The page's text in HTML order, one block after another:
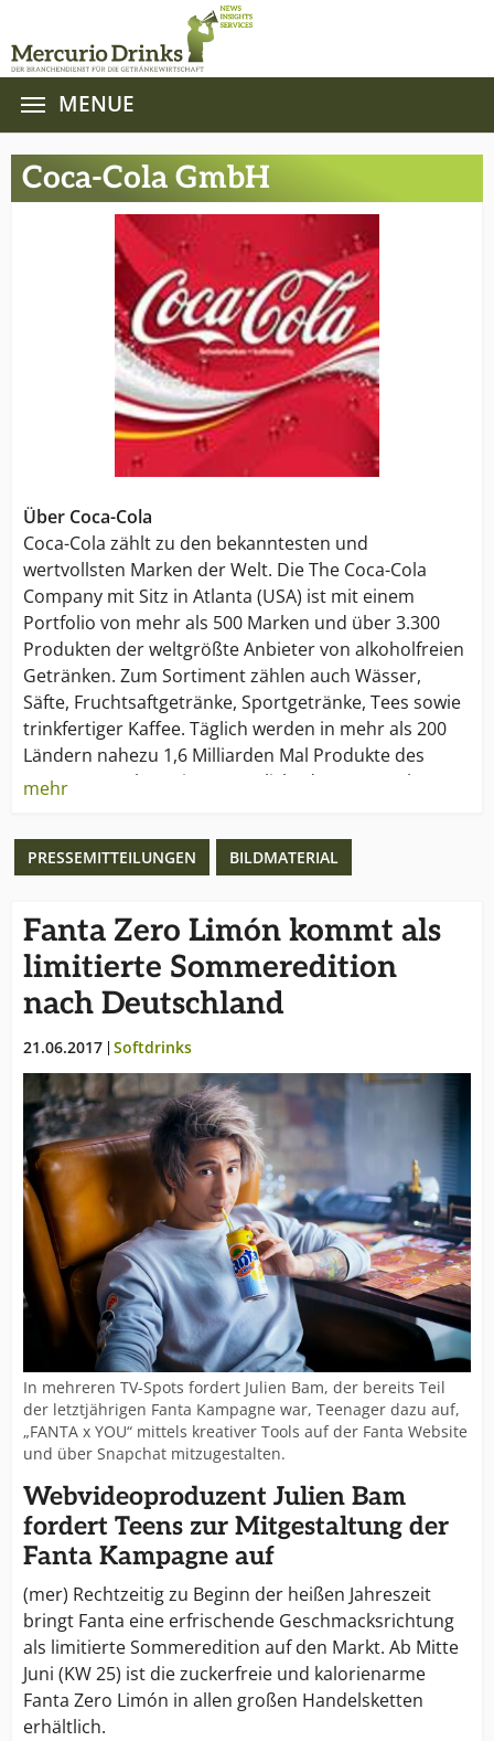
MENUE
Coca-Cola GmbH
Über Coca-Cola
Coca-Cola zählt zu den bekanntesten und
wertvollsten Marken der Welt. Die The Coca-Cola
Company mit Sitz in Atlanta (USA) ist mit einem
Portfolio von mehr als 500 Marken und über 3.300
Produkten der weltgrößte Anbieter von alkoholfreien
Getränken. Zum Sortiment zählen auch Wässer,
Säfte, Fruchtsaftgetränke, Sportgetränke, Tees sowie
trinkfertiger Kaffee. Täglich werden in mehr als 200
Ländern nahezu 1,6 Milliarden Mal Produkte des
Hauses verzehrt. Dies ermöglicht das Coca-Cola
Mit „Lebe die Zukunft“ verfolgt Coca-Cola eine
Unternehmen hat in den sieben Handlungsbereichen
Produkt, Wasser, Klimaschutz, Verpackung,
Arbeitsplatz, Aktiver Lebensstil und Gesellschaft
ehrgeizige Ziele formuliert und berichtet regelmäßig
über die Fortschritte. In Deutschland produziert
Coca-Cola seit 1929. Heute arbeiten hier etwa 12.000
Mitarbeiter an rund 70 verschiedenen Standorten.
Das Portfolio hierzulande umfasst mehr als 70
Produkte aus allen Segmenten alkoholfreier
Getränke.
mehr
PRESSEMITTEILUNGEN BILDMATERIAL
Fanta Zero Limón kommt als
limitierte Sommeredition
nach Deutschland
21.06.2017 Softdrinks
In mehreren TV-Spots fordert Julien Bam, der bereits Teil
der letztjährigen Fanta Kampagne war, Teenager dazu auf,
„FANTA x YOU“ mittels kreativer Tools auf der Fanta Website
und über Snapchat mitzugestalten.
Webvideoproduzent Julien Bam
fordert Teens zur Mitgestaltung der
Fanta Kampagne auf
(mer) Rechtzeitig zu Beginn der heißen Jahreszeit
bringt Fanta eine erfrischende Geschmacksrichtung
als limitierte Sommeredition auf den Markt. Ab Mitte
Juni (KW 25) ist die zuckerfreie und kalorienarme
Fanta Zero Limón in allen großen Handelsketten
erhältlich.